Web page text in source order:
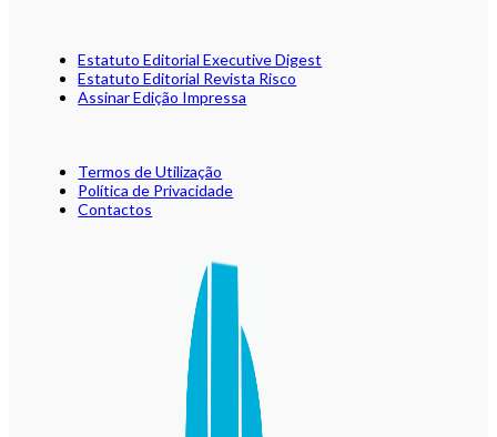
Estatuto Editorial Executive Digest
Estatuto Editorial Revista Risco
Assinar Edição Impressa
Termos de Utilização
Política de Privacidade
Contactos